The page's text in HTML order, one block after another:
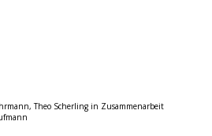
Theo Scherling in Zusammenarbeit